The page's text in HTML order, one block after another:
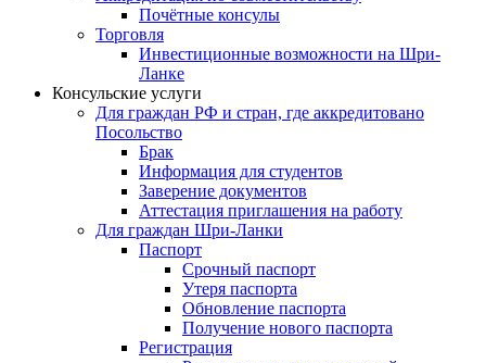
Почётные консулы
Торговля
Инвестиционные возможности на Шри-
Ланке
Консульские услуги
Для граждан РФ и стран, где аккредитовано
Посольство
Брак
Информация для студентов
Заверение документов
Аттестация приглашения на работу
Для граждан Шри-Ланки
Паспорт
Срочный паспорт
Утеря паспорта
Обновление паспорта
Получение нового паспорта
Регистрация